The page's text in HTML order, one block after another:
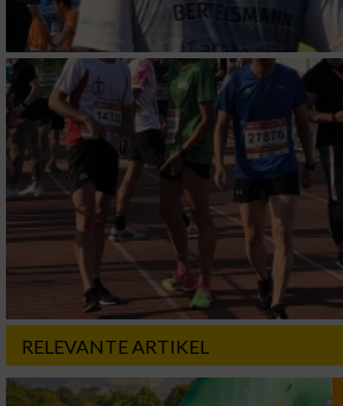
RELEVANTE ARTIKEL
Geräte anhand von aktiv angeforderten
Informationen identifizieren
Nicht-IAB-Verarbeitungszwecke:
Notwendig
Performance
Funktional
Werbung